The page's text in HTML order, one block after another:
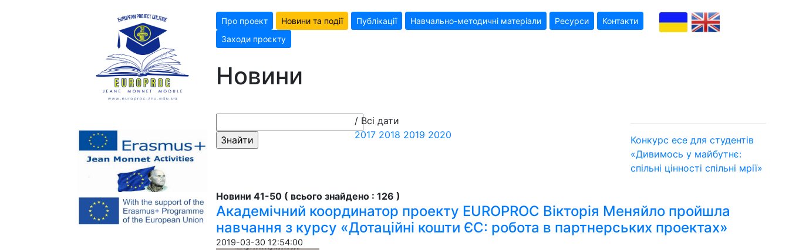
Про проект Новини та події Публікації Навчально-методичні матеріали Ресурси
Контакти
Заходи проєкту
Новини
/ Всі дати
2017 2018 2019 2020
Конкурс есе для студентів
«Дивимось у майбутнє:
спільні цінності спільні мрії»
Новини 41-50 ( всього знайдено : 126 )
Академічний координатор проекту EUROPROC Вікторія Меняйло пройшла
навчання з курсу «Дотаційні кошти ЄС: робота в партнерських проектах»
2019-03-30 12:54:00